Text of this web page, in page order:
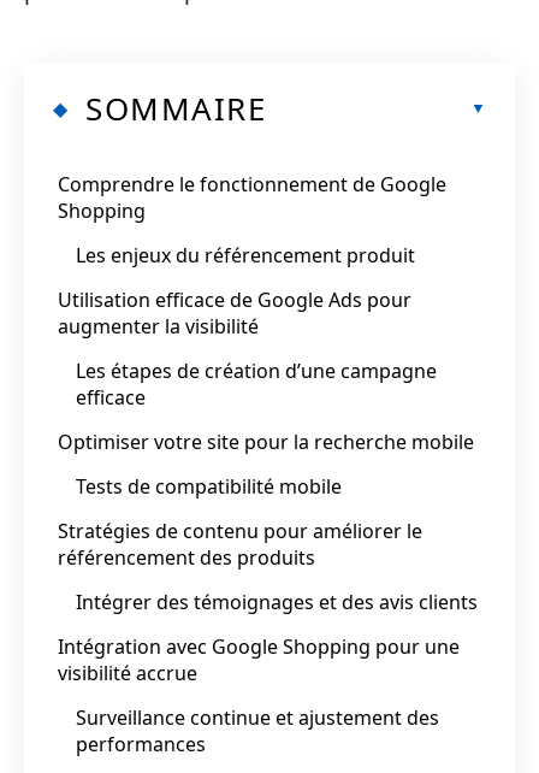
SOMMAIRE
Comprendre le fonctionnement de Google
Shopping
Les enjeux du référencement produit
Utilisation efficace de Google Ads pour
augmenter la visibilité
Les étapes de création d’une campagne
efficace
Optimiser votre site pour la recherche mobile
Tests de compatibilité mobile
Stratégies de contenu pour améliorer le
référencement des produits
Intégrer des témoignages et des avis clients
Intégration avec Google Shopping pour une
visibilité accrue
Surveillance continue et ajustement des
performances